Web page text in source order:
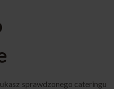
sprawdzonego cateringu